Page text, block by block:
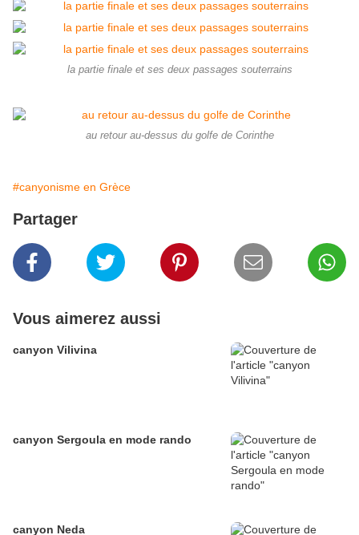
la partie finale et ses deux passages souterrains
au retour au-dessus du golfe de Corinthe
#canyonisme en Grèce
Partager
Vous aimerez aussi
canyon Vilivina
canyon Sergoula en mode rando
canyon Neda